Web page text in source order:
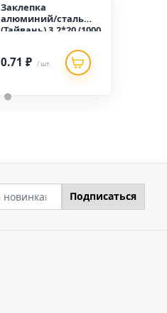
Заклепка
алюминий/сталь
(Тайвань) 3,2*20 (1000
0.71 ₽ / шт.
Подписаться